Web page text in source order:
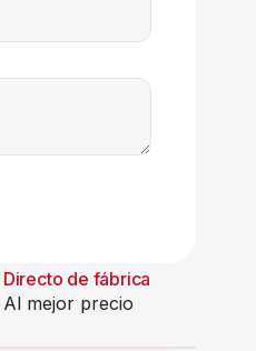
Directo de fábrica
Al mejor precio